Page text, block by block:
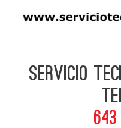
Servicio